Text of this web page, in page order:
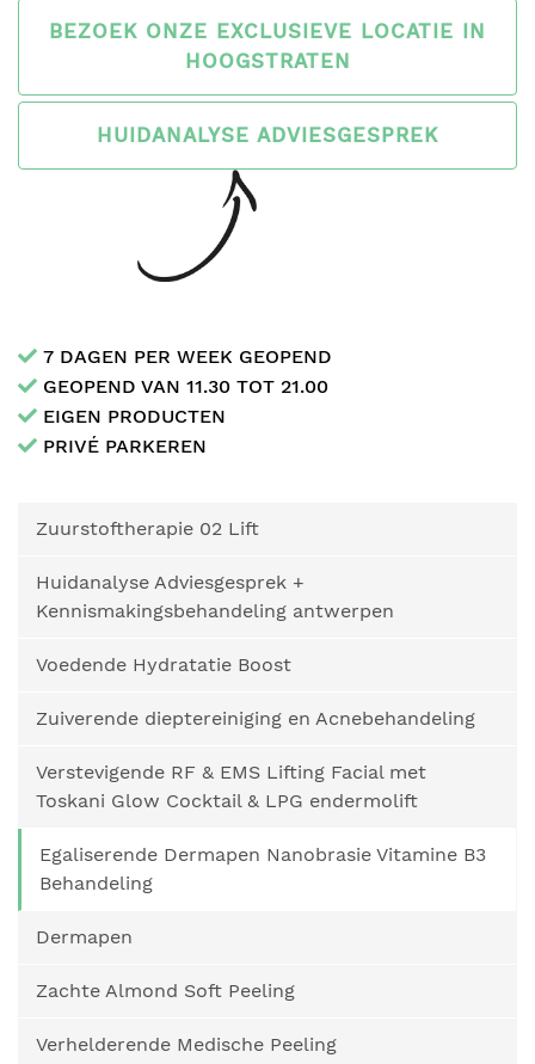
BEZOEK ONZE EXCLUSIEVE LOCATIE IN
HOOGSTRATEN
HUIDANALYSE ADVIESGESPREK
7 DAGEN PER WEEK GEOPEND
GEOPEND VAN 11.30 TOT 21.00
EIGEN PRODUCTEN
PRIVÉ PARKEREN
Zuurstoftherapie 02 Lift
Huidanalyse Adviesgesprek +
Kennismakingsbehandeling antwerpen
Voedende Hydratatie Boost
Zuiverende dieptereiniging en Acnebehandeling
Verstevigende RF & EMS Lifting Facial met
Toskani Glow Cocktail & LPG endermolift
Egaliserende Dermapen Nanobrasie Vitamine B3
Behandeling
Dermapen
Zachte Almond Soft Peeling
Verhelderende Medische Peeling